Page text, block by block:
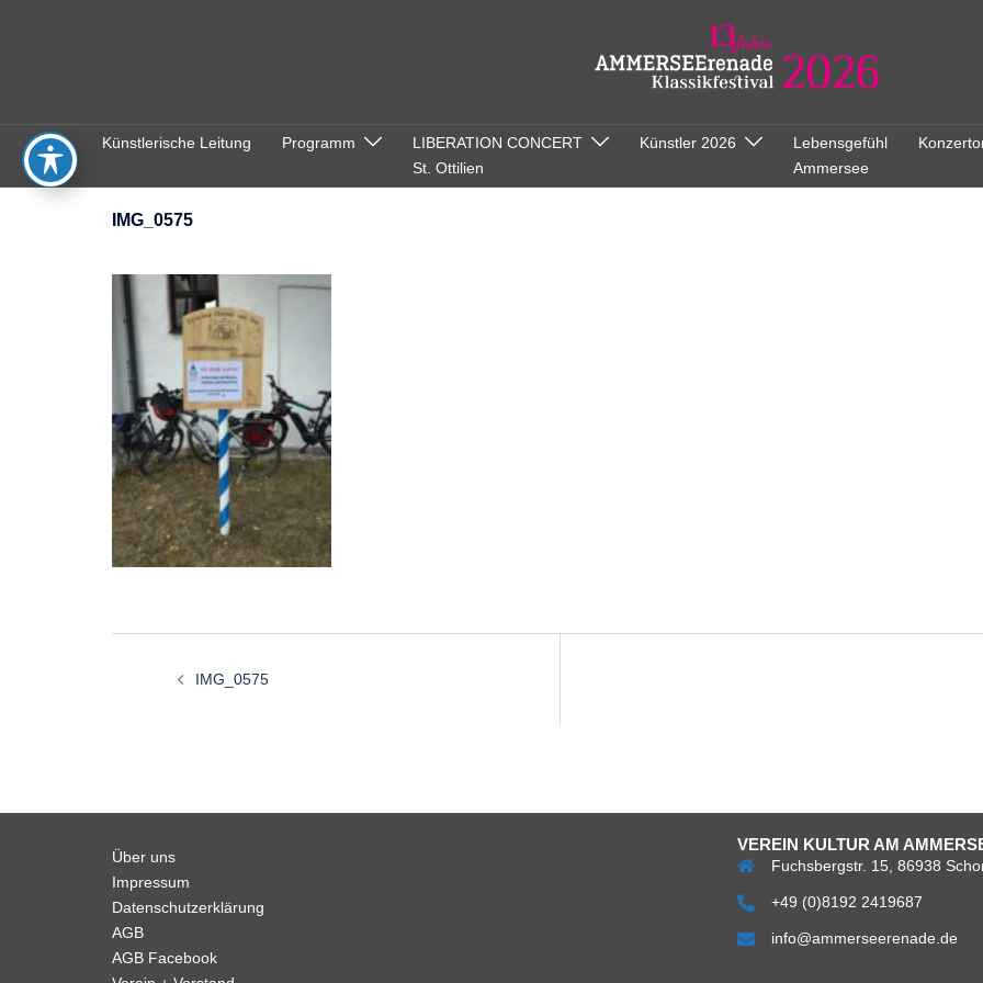
Künstlerische Leitung Programm
LIBERATION CONCERT
St. Ottilien
Künstler 2026
Lebensgefühl
Ammersee
IMG_0575
IMG_0575
Über uns
Impressum
Datenschutzerklärung
AGB
AGB Facebook
VEREIN KULTUR AM
Fuchsbergstr. 15, 86938
+49 (0)8192 2419687
info@ammerseerenade.de